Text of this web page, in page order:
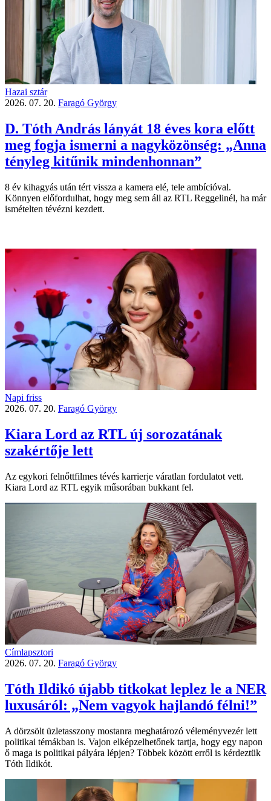
Hazai sztár
2026. 07. 20. Faragó György
D. Tóth András lányát 18 éves kora előtt
meg fogja ismerni a nagyközönség: „Anna
tényleg kitűnik mindenhonnan”
8 év kihagyás után tért vissza a kamera elé, tele ambícióval.
Könnyen előfordulhat, hogy meg sem áll az RTL Reggelinél, ha már
ismételten tévézni kezdett.
Napi friss
2026. 07. 20. Faragó György
Kiara Lord az RTL új sorozatának
szakértője lett
Az egykori felnőttfilmes tévés karrierje váratlan fordulatot vett.
Kiara Lord az RTL egyik műsorában bukkant fel.
Címlapsztori
2026. 07. 20. Faragó György
Tóth Ildikó újabb titkokat leplez le a NER
luxusáról: „Nem vagyok hajlandó félni!”
A dörzsölt üzletasszony mostanra meghatározó véleményvezér lett
politikai témákban is. Vajon elképzelhetőnek tartja, hogy egy napon
ő maga is politikai pályára lépjen? Többek között erről is kérdeztük
Tóth Ildikót.